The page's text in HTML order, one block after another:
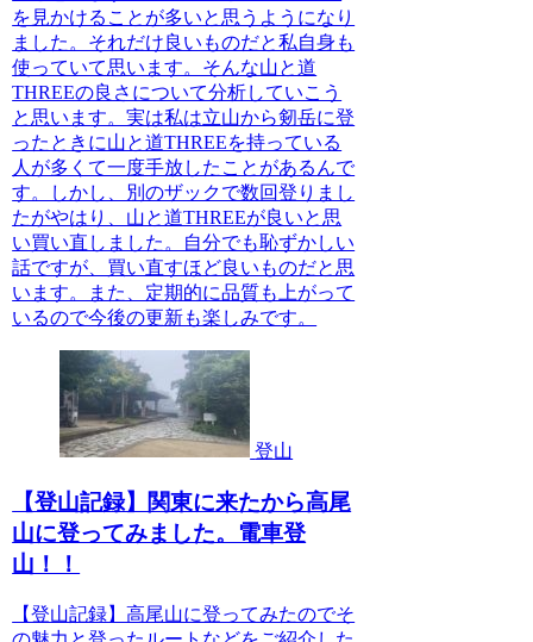
を見かけることが多いと思うようになり
ました。それだけ良いものだと私自身も
使っていて思います。そんな山と道
THREEの良さについて分析していこう
と思います。実は私は立山から剱岳に登
ったときに山と道THREEを持っている
人が多くて一度手放したことがあるんで
す。しかし、別のザックで数回登りまし
たがやはり、山と道THREEが良いと思
い買い直しました。自分でも恥ずかしい
話ですが、買い直すほど良いものだと思
います。また、定期的に品質も上がって
いるので今後の更新も楽しみです。
登山
【登山記録】関東に来たから高尾
山に登ってみました。電車登
山！！
【登山記録】高尾山に登ってみたのでそ